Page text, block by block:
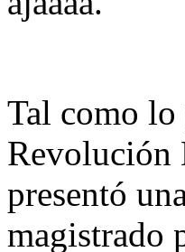
Tal como
Revolución
presentó
magistrado